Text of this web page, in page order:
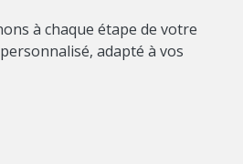
à chaque étape de votre
adapté à vos